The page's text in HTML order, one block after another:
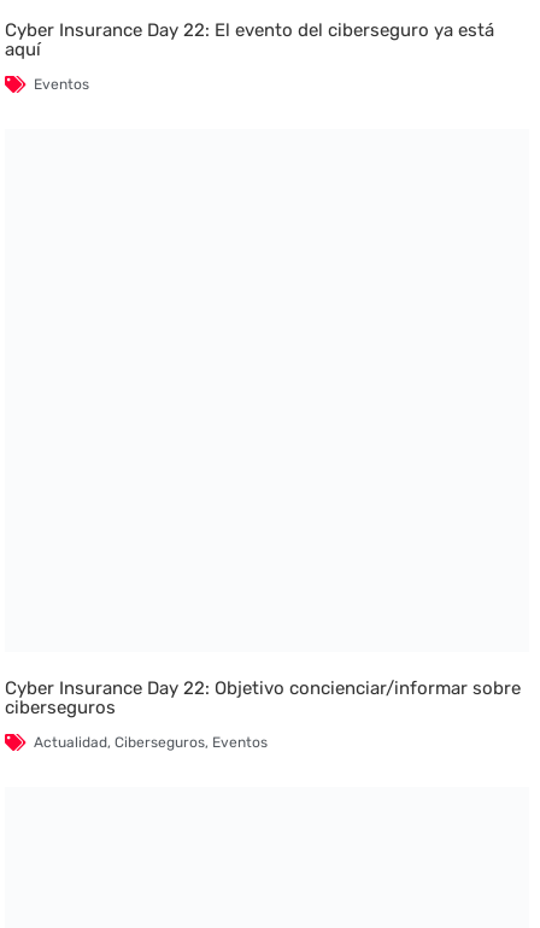
Cyber Insurance Day 22: El evento del ciberseguro ya está
aquí
Eventos
Cyber Insurance Day 22: Objetivo concienciar/informar sobre
ciberseguros
Actualidad,Ciberseguros, Eventos